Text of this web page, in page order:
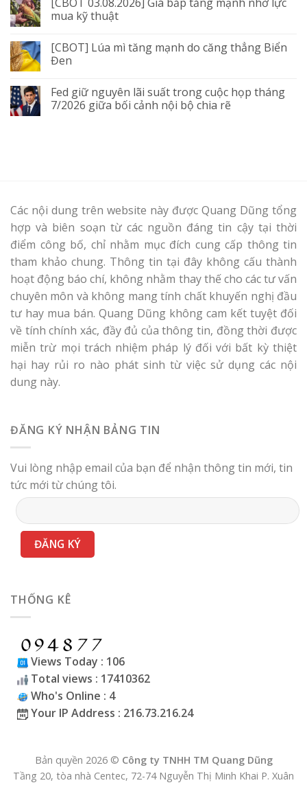
mua kỹ thuật
[CBOT] Lúa mì tăng mạnh do căng thẳng Biển
Đen
Fed giữ nguyên lãi suất trong cuộc họp tháng
7/2026 giữa bối cảnh nội bộ chia rẽ
Các nội dung trên website này được Quang Dũng tổng
hợp và biên soạn từ các nguồn đáng tin cậy tại thời
điểm công bố, chỉ nhằm mục đích cung cấp thông tin
tham khảo chung. Thông tin tại đây không cấu thành
hoạt động báo chí, không nhằm thay thế cho các tư vấn
chuyên môn và không mang tính chất khuyến nghị đầu
tư hay mua bán. Quang Dũng không cam kết tuyệt đối
về tính chính xác, đầy đủ của thông tin, đồng thời được
miễn trừ mọi trách nhiệm pháp lý đối với bất kỳ thiệt
hại hay rủi ro nào phát sinh từ việc sử dụng các nội
dung này.
ĐĂNG KÝ NHẬN BẢNG TIN
Vui lòng nhập email của bạn để nhận thông tin mới, tin
tức mới từ chúng tôi.
THỐNG KÊ
Views Today : 106
Total views : 17410362
Who's Online : 4
Your IP Address : 216.73.216.24
Bản quyền 2026 © Công ty TNHH TM Quang Dũng
Tầng 20, tòa nhà Centec, 72-74 Nguyễn Thị Minh Khai P. Xuân